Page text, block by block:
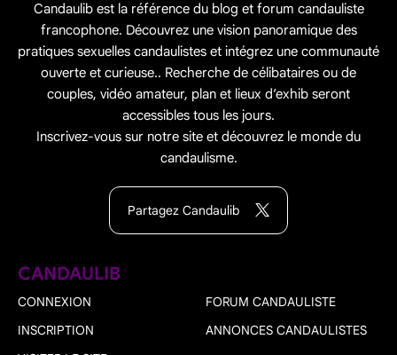
Candaulib est la référence du blog et forum candauliste
francophone. Découvrez une vision panoramique des
pratiques sexuelles candaulistes et intégrez une communauté
ouverte et curieuse.. Recherche de célibataires ou de
couples, vidéo amateur, plan et lieux d’exhib seront
accessibles tous les jours.
Inscrivez-vous sur notre site et découvrez le monde du
candaulisme.
Partagez Candaulib
CANDAULIB
CONNEXION
INSCRIPTION
FORUM CANDAULISTE
ANNONCES CANDAULISTES